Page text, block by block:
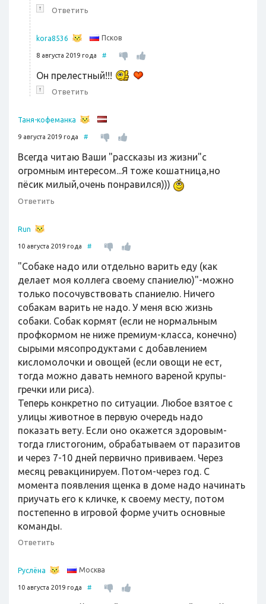
↑ Ответить
kora8536 Псков
8 августа 2019 года #
Он прелестный!!!
↑ Ответить
Таня-кофеманка
9 августа 2019 года #
Всегда читаю Ваши "рассказы из жизни"с
огромным интересом...Я тоже кошатница,но
пёсик милый,очень понравился)))
Ответить
Run
10 августа 2019 года #
"Собаке надо или отдельно варить еду (как
делает моя коллега своему спаниелю)"-можно
только посочувствовать спаниелю. Ничего
собакам варить не надо. У меня всю жизнь
собаки. Собак кормят (если не нормальным
профкормом не ниже премиум-класса, конечно)
сырыми мясопродуктами с добавлением
кисломолочки и овощей (если овощи не ест,
тогда можно давать немного вареной крупы-
гречки или риса).
Теперь конкретно по ситуации. Любое взятое с
улицы животное в первую очередь надо
показать вету. Если оно окажется здоровым-
тогда глистогоним, обрабатываем от паразитов
и через 7-10 дней первично прививаем. Через
месяц ревакцинируем. Потом-через год. С
момента появления щенка в доме надо начинать
приучать его к кличке, к своему месту, потом
постепенно в игровой форме учить основные
команды.
Ответить
Руслёна Москва
10 августа 2019 года #